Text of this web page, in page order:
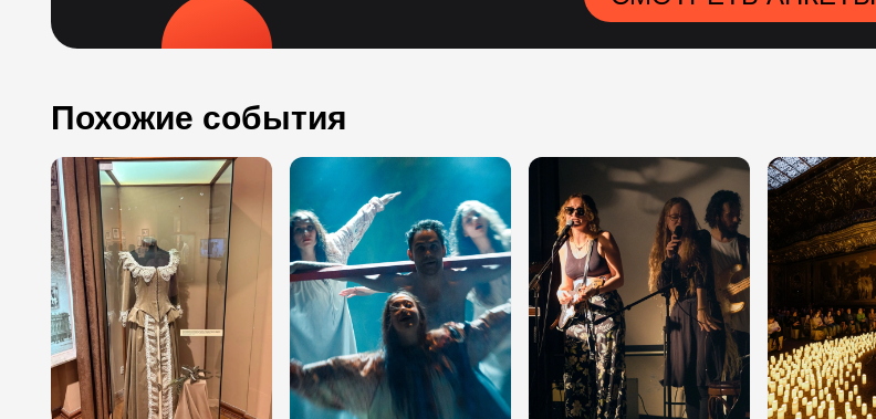
Похожие события